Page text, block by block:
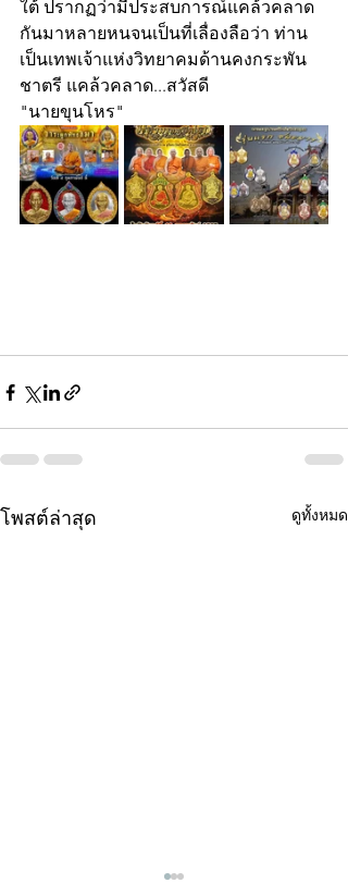
ใต้ ปรากฏว่ามีประสบการณ์แคล้วคลาด
กันมาหลายหนจนเป็นที่เลื่องลือว่า ท่าน
เป็นเทพเจ้าแห่งวิทยาคมด้านคงกระพัน
ชาตรี แคล้วคลาด...สวัสดี
"นายขุนโหร"
โพสต์ล่าสุด ดูทั้งหมด